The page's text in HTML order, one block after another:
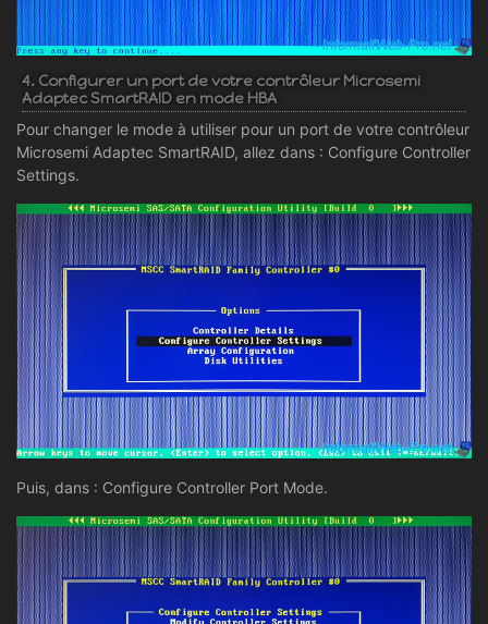
4. Configurer un port de votre contrôleur Microsemi
Adaptec SmartRAID en mode HBA
Pour changer le mode à utiliser pour un port de votre contrôleur
Microsemi Adaptec SmartRAID, allez dans : Configure Controller
Settings.
Puis, dans : Configure Controller Port Mode.